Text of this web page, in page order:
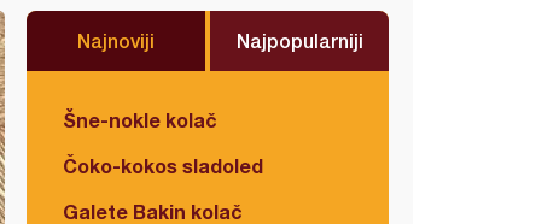
Najnoviji Najpopularniji
Šne-nokle kolač
Čoko-kokos sladoled
Galete Bakin kolač